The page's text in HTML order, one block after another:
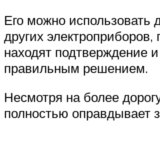
Его можно использовать
других
находят подтверждение
правильным решением.
Несмотря на более
полностью оправдывает